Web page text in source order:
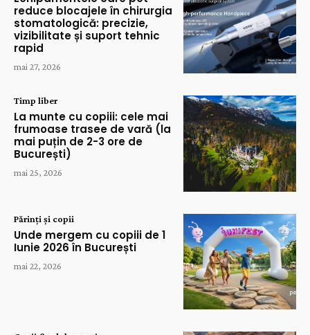
reduce blocajele în chirurgia
stomatologică: precizie,
vizibilitate și suport tehnic
rapid
mai 27, 2026
Timp liber
La munte cu copiii: cele mai
frumoase trasee de vară (la
mai puțin de 2-3 ore de
București)
mai 25, 2026
Părinți și copii
Unde mergem cu copiii de 1
Iunie 2026 în București
mai 22, 2026